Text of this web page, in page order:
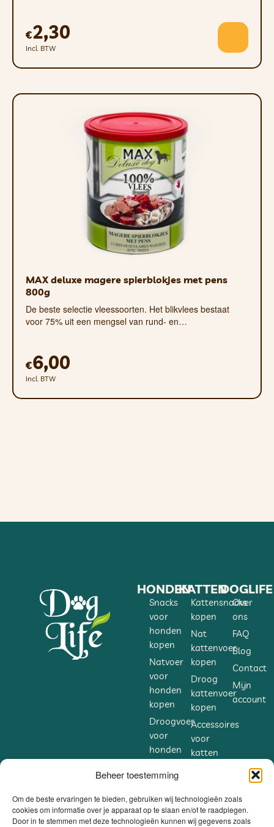
Beheer toestemming
Om de beste ervaringen te bieden, gebruiken wij technologieën zoals
cookies om informatie over je apparaat op te slaan en/of te raadplegen.
Door in te stemmen met deze technologieën kunnen wij gegevens zoals
€2,30
Incl. BTW
MAX deluxe magere spierblokjes met pens
800g
De beste selectie vleessoorten. Het blikvlees bestaat
voor 75% uit een mengsel van rund- en…
€6,00
Incl. BTW
HONDEN
Snacks
voor
honden
kopen
Natvoer
voor
honden
kopen
Droogvoer
voor
honden
Accessoires
voor
honden
kopen
KATTEN
Kattensnacks
kopen
Nat
kattenvoer
kopen
Droog
kattenvoer
kopen
Accessoires
voor
katten
Supplementen
voor
katten
DOGLIFE
Over
ons
FAQ
Blog
Contact
Mijn
account